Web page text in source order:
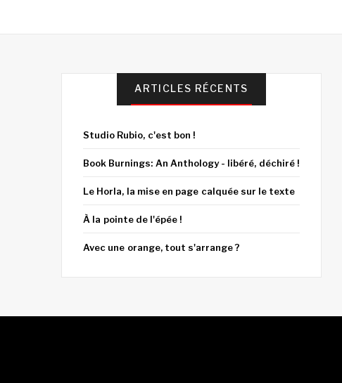
ARTICLES RÉCENTS
Studio Rubio, c'est bon !
Book Burnings: An Anthology - libéré, déchiré !
Le Horla, la mise en page calquée sur le texte
À la pointe de l'épée !
Avec une orange, tout s'arrange ?